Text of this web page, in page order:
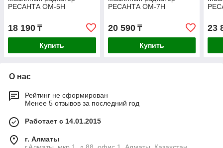
РЕСАНТА ОМ-5Н
18 190 ₸
Купить
РЕСАНТА ОМ-7Н
20 590₸
Купить
23
О нас
Рейтинг не сформирован
Менее 5 отзывов за последний год
Работает с 14.01.2015
г. Алматы